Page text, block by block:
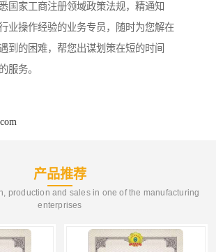
国家工商注册领域政策法规，精通知
业操作经验的业务专员，随时为您解在
到的困难，帮您出谋划策在短的时间
服务。
产品推荐
production and sales in one of the manufacturing
enterprises